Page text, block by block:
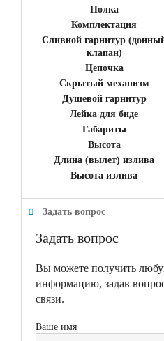
Полка
Комплектация
Сливной гарнитур
клапан)
Цепочка
Скрытый механизм
Душевой гарнитур
Лейка для биде
Габариты
Высота
Длина (вылет) излива
Высота излива
Задать вопрос
Задать вопрос
Вы можете получить
информацию, задав
связи.
Ваше имя